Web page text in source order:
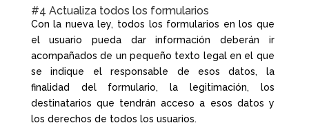
#4 Actualiza todos los formularios
Con la nueva ley, todos los formularios en los que
el usuario pueda dar información deberán ir
acompañados de un pequeño texto legal en el que
se indique el responsable de esos datos, la
finalidad del formulario, la legitimación, los
destinatarios que tendrán acceso a esos datos y
los derechos de todos los usuarios.